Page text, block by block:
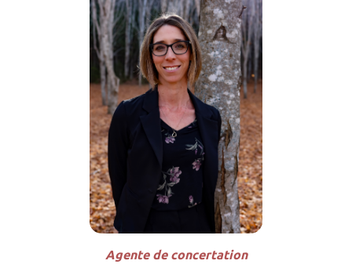
Agente de concertation